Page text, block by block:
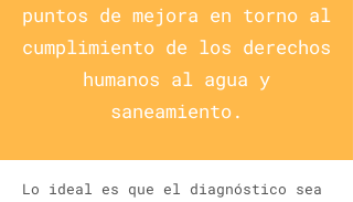
puntos de mejora en torno al
cumplimiento de los derechos
humanos al agua y
saneamiento.
Lo ideal es que el diagnóstico sea